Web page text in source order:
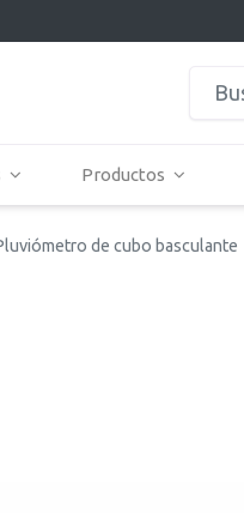
Productos
de cubo basculante